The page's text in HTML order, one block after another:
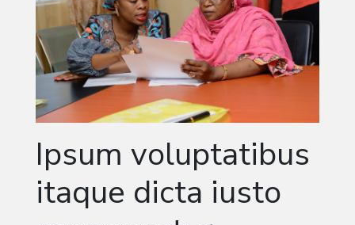
Ipsum voluptatibus
itaque dicta iusto